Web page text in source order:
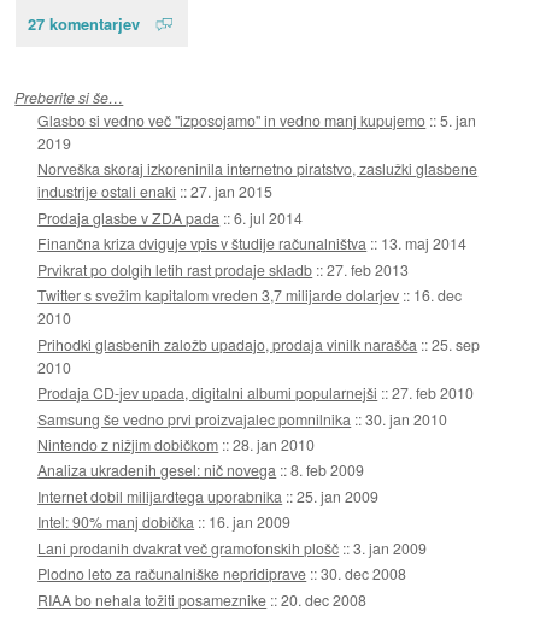
27 komentarjev
Preberite si še…
Glasbo si vedno več "izposojamo" in vedno manj kupujemo ::5. jan
2019
Norveška skoraj izkoreninila internetno piratstvo, zaslužki glasbene
industrije ostali enaki ::27. jan 2015
Prodaja glasbe v ZDA pada ::6. jul 2014
Finančna kriza dviguje vpis v študije računalništva :: 13. maj 2014
Prvikrat po dolgih letih rast prodaje skladb ::27. feb 2013
Twitter s svežim kapitalom vreden 3,7 milijarde dolarjev :: 16. dec
2010
Prihodki glasbenih založb upadajo, prodaja vinilk narašča ::25. sep
2010
Prodaja CD-jev upada, digitalni albumi popularnejši ::27. feb 2010
Samsung še vedno prvi proizvajalec pomnilnika ::30. jan 2010
Nintendo z nižjim dobičkom ::28. jan 2010
Analiza ukradenih gesel: nič novega ::8. feb 2009
Internet dobil milijardtega uporabnika ::25. jan 2009
Intel: 90% manj dobička :: 16. jan 2009
Lani prodanih dvakrat več gramofonskih plošč ::3. jan 2009
Plodno leto za računalniške nepridiprave ::30. dec 2008
RIAA bo nehala tožiti posameznike ::20. dec 2008